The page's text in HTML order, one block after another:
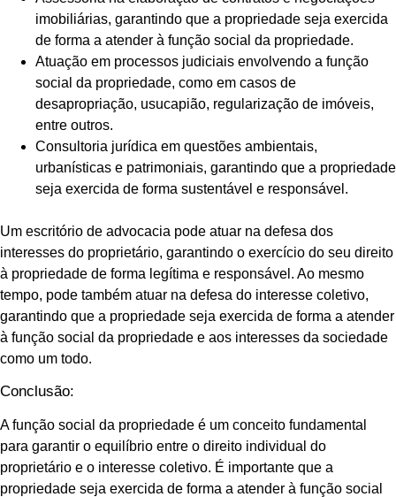
imobiliárias, garantindo que a propriedade seja exercida
de forma a atender à função social da propriedade.
Atuação em processos judiciais envolvendo a função
social da propriedade, como em casos de
desapropriação, usucapião, regularização de imóveis,
entre outros.
Consultoria jurídica em questões ambientais,
urbanísticas e patrimoniais, garantindo que a propriedade
seja exercida de forma sustentável e responsável.
Um escritório de advocacia pode atuar na defesa dos
interesses do proprietário, garantindo o exercício do seu direito
à propriedade de forma legítima e responsável. Ao mesmo
tempo, pode também atuar na defesa do interesse coletivo,
garantindo que a propriedade seja exercida de forma a atender
à função social da propriedade e aos interesses da sociedade
como um todo.
Conclusão:
A função social da propriedade é um conceito fundamental
para garantir o equilíbrio entre o direito individual do
proprietário e o interesse coletivo. É importante que a
propriedade seja exercida de forma a atender à função social